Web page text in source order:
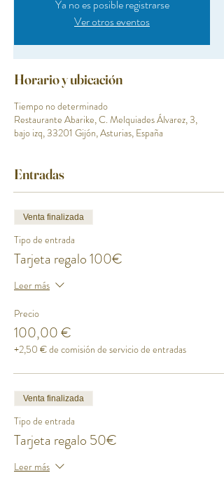
Ya no es posible registrarse
Ver otros eventos
Horario y ubicación
Tiempo no determinado
Restaurante Abarike, C. Melquiades Álvarez, 3,
bajo izq, 33201 Gijón, Asturias, España
Entradas
Venta finalizada
Tipo de entrada
Tarjeta regalo 100€
Leer más
Precio
100,00 €
+2,50 € de comisión de servicio de entradas
Venta finalizada
Tipo de entrada
Tarjeta regalo 50€
Leer más